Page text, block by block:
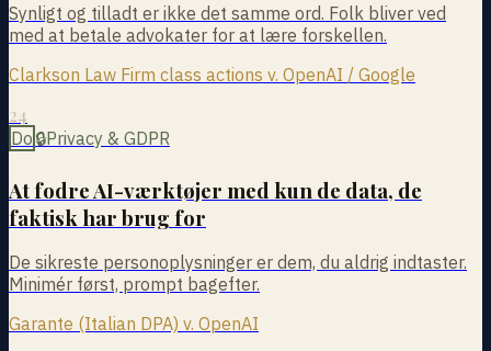
Synligt og tilladt er ikke det samme ord. Folk bliver ved
med at betale advokater for at lære forskellen.
Clarkson Law Firm class actions v. OpenAI / Google
24
Do 🔒Privacy & GDPR
At fodre AI-værktøjer med kun de data, de
faktisk har brug for
De sikreste personoplysninger er dem, du aldrig indtaster.
Minimér først, prompt bagefter.
Garante (Italian DPA) v. OpenAI